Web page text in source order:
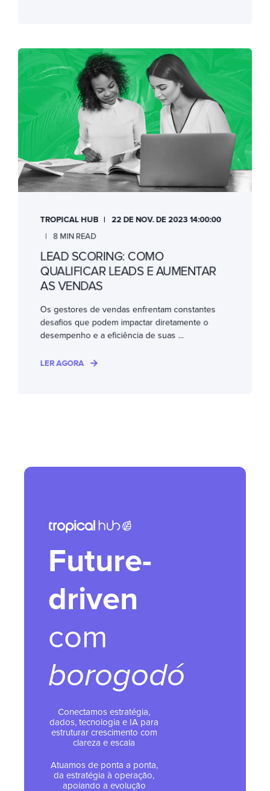
TROPICAL HUB 22 DE NOV. DE 2023 14:00:00
8 MIN READ
LEAD SCORING: COMO
QUALIFICAR LEADS E AUMENTAR
AS VENDAS
Os gestores de vendas enfrentam constantes
desafios que podem impactar diretamente o
desempenho e a eficiência de suas ...
LER AGORA
Future-
driven
com
borogodó
Conectamos estratégia,
dados, tecnologia e IA para
estruturar crescimento com
clareza e escala
Atuamos de ponta a ponta,
da estratégia à operação,
apoiando a evolução